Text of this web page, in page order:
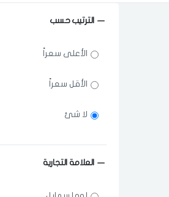
الترتيب حسب
الأعلى سعراً
الأقل سعراً
لا شئ
العلامة التجارية